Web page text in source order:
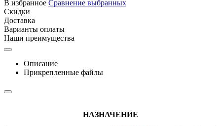
В избранное Сравнение выбранных
Скидки
Доставка
Варианты оплаты
Наши преимущества
Описание
Прикрепленные файлы
НАЗНАЧЕНИЕ